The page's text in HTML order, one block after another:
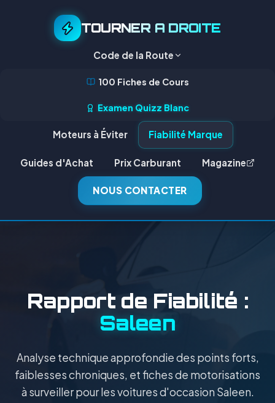
TOURNER A DROITE
Code de la Route
100 Fiches de Cours
Examen Quizz Blanc
Moteurs à Éviter Fiabilité Marque
Guides d'Achat Prix Carburant Magazine
NOUS CONTACTER
Rapport de Fiabilité :
Saleen
Analyse technique approfondie des points forts,
faiblesses chroniques, et fiches de motorisations
à surveiller pour les voitures d'occasion Saleen.